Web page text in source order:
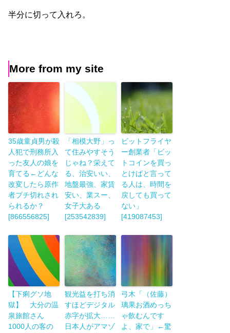
半分に切って入れろ。
More from my site
35歳童貞男が殺
人犯で刑務所入
った友人の娘を
育てる←どんな
改変したら原作
者ブチ切れされ
られるか？
[866556825]
「相模大野」っ
て住みやすそう
じゃね？栄えて
る、治安いい、
地盤最強、家賃
安い、業スー、
女子大ある
[253542839]
ビットフライヤ
ー創業者「ビッ
トコインを買っ
とけばと言って
る人は、時間を
戻しても買って
ない」
[419087453]
【下痢グソ地
獄】 大分の温
泉旅館さん
1000人の客の
観光益を打ち消
すほどデジタル
赤字が拡大……
日本人がアマゾ
弓木「（佐藤）
璃果お酒めっち
ゃ飲むんです
よ、家で」←驚